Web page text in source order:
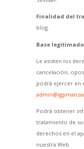
Finalidad del
blog.
Base
Le asisten los
cancelación,
podrá ejercer en
Podrá obtener
tratamiento de
derechos en el
nuestra Web